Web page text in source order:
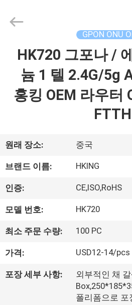
우
리
에
대
하
여
공
INDUSTRIAL
GPON ONU
HK720 그포나 /
늄 1 텔 2.4G/5g
홍킹 OEM 라우터
FTTH
원래 장소: 중국
브랜드 이름: HKING
인증: CE,ISO,RoHS
모델 번호: HK720
최소 주문 수량: 100 PC
가격: USD12-14/pcs
포장 세부 사항:
외부적인 채
폴리폼으로 포